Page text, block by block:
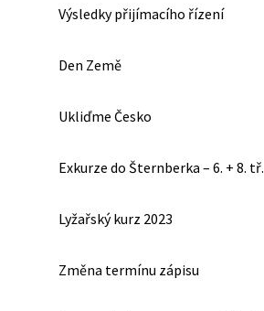
Výsledky přijímacího řízení
Den Země
Ukliďme Česko
Exkurze do Šternberka – 6. + 8. tř.
Lyžařský kurz 2023
Změna termínu zápisu